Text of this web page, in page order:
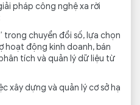
pháp công nghệ xa rời
trong chuyển đổi số, lựa chọn
hoạt động kinh doanh, bán
tích và quản lý dữ liệu từ
xây dựng và quản lý cơ sở hạ